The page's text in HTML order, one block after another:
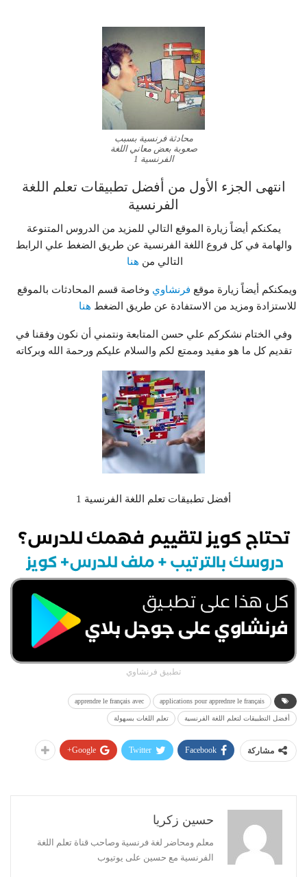
محادثة فرنسية بسبب
صعوبة بعض معاني اللغة
الفرنسية 1
انتهى الجزء الأول من أفضل تطبيقات تعلم اللغة
الفرنسية
يمكنكم أيضاً زيارة الموقع التالي للمزيد من الدروس المتنوعة
والهامة في كل فروع اللغة الفرنسية عن طريق الضغط علي الرابط
التالي من هنا
ويمكنكم أيضاً زيارة موقع فرنشاوي وخاصة قسم المحادثات بالموقع
للاستزادة ومزيد من الاستفادة عن طريق الضغط هنا
وفي الختام نشكركم علي حسن المتابعة ونتمني أن نكون وفقنا في
تقديم كل ما هو مفيد وممتع لكم والسلام عليكم ورحمة الله وبركاته
أفضل تطبيقات تعلم اللغة الفرنسية 1
تطبيق فرنشاوي
applications pour apprednre le français
apprendre le français avec
أفضل التطبيقات لتعلم اللغة الفرنسية تعلم اللغات بسهولة
مشاركة Facebook
Twitter
Google+
حسين زكريا
معلم ومحاضر لغة فرنسية وصاحب قناة تعلم اللغة
الفرنسية مع حسين على يوتيوب